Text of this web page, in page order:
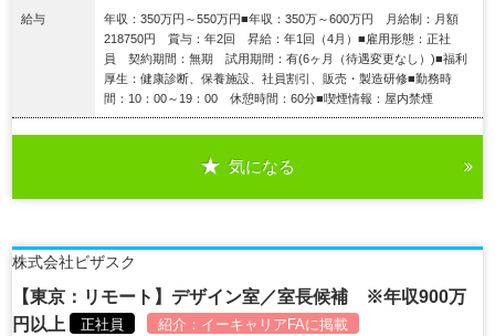
給与
年収：350万円～550万円■年収：350万～600万円 月給制：月額
218750円 賞与：年2回 昇給：年1回（4月）■雇用形態：正社
員 契約期間：無期 試用期間：有(6ヶ月（待遇変更なし）)■福利
厚生：健康診断、保養施設、社員割引、販売・製造研修■勤務時
間：10：00～19：00 休憩時間：60分■喫煙情報：屋内禁煙
気になる
株式会社ビザスク
【東京：リモート】デザイン室／室長候補 ※年収900万
円以上
正社員 紹介： イーキャリアFAに掲載